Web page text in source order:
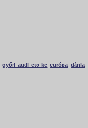
győri audi eto kc európa dánia